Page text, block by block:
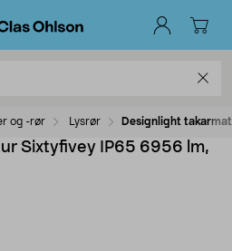
og -rør Lysrør Designlight
Sixtyfivey IP65 6956 lm,